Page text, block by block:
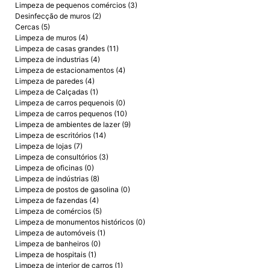
Limpeza de pequenos comércios (3)
Desinfecção de muros (2)
Cercas (5)
Limpeza de muros (4)
Limpeza de casas grandes (11)
Limpeza de industrias (4)
Limpeza de estacionamentos (4)
Limpeza de paredes (4)
Limpeza de Calçadas (1)
Limpeza de carros pequenois (0)
Limpeza de carros pequenos (10)
Limpeza de ambientes de lazer (9)
Limpeza de escritórios (14)
Limpeza de lojas (7)
Limpeza de consultórios (3)
Limpeza de oficinas (0)
Limpeza de indústrias (8)
Limpeza de postos de gasolina (0)
Limpeza de fazendas (4)
Limpeza de comércios (5)
Limpeza de monumentos históricos (0)
Limpeza de automóveis (1)
Limpeza de banheiros (0)
Limpeza de hospitais (1)
Limpeza de interior de carros (1)